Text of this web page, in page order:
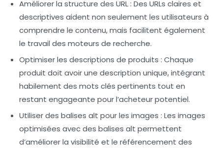
Améliorer la structure des URL: Des URLs claires et
descriptives aident non seulement les utilisateurs à
comprendre le contenu, mais facilitent également
le travail des moteurs de recherche.
Optimiser les descriptions de produits : Chaque
produit doit avoir une description unique, intégrant
habilement des mots clés pertinents tout en
restant engageante pour l’acheteur potentiel.
Utiliser des balises alt pour les images : Les images
optimisées avec des balises alt permettent
d’améliorer la visibilité et le référencement des